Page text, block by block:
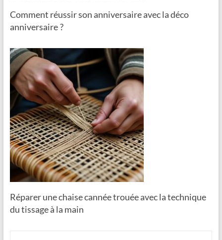
Comment réussir son anniversaire avec la déco
anniversaire ?
Réparer une chaise cannée trouée avec la technique
du tissage à la main